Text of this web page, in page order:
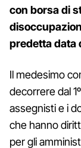
con borsa di
predetta data
Il medesimo
decorrere dal
assegnisti e i
che hanno
per gli